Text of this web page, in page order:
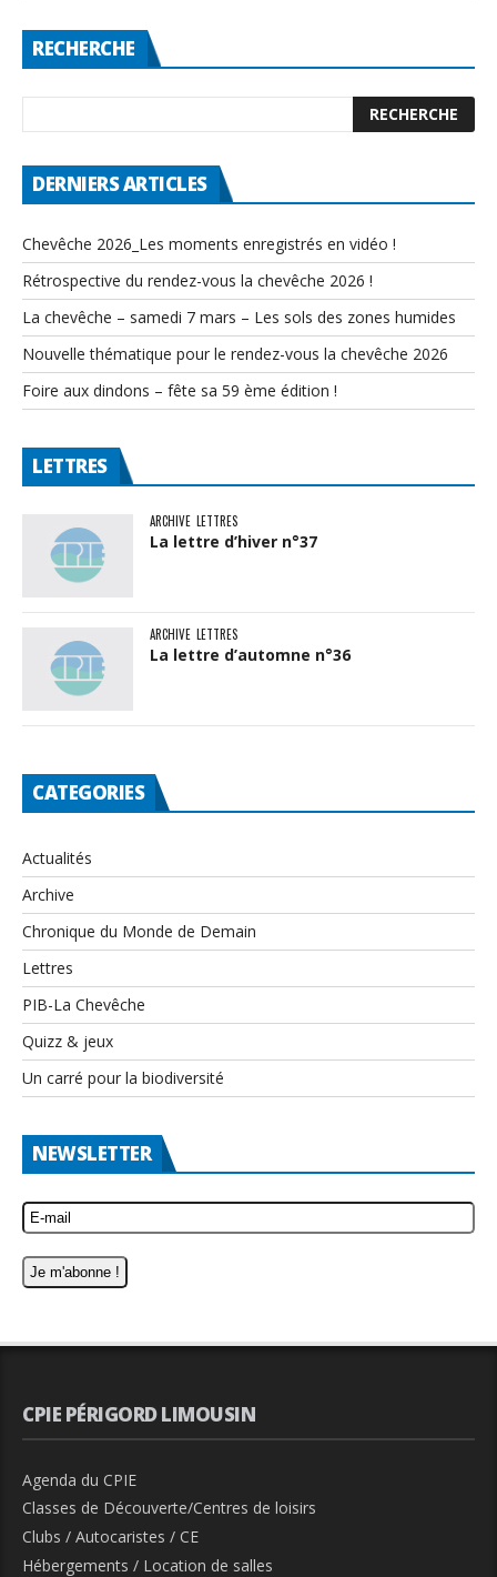
RECHERCHE
DERNIERS ARTICLES
Chevêche 2026_Les moments enregistrés en vidéo !
Rétrospective du rendez-vous la chevêche 2026 !
La chevêche – samedi 7 mars – Les sols des zones humides
Nouvelle thématique pour le rendez-vous la chevêche 2026
Foire aux dindons – fête sa 59 ème édition !
LETTRES
ARCHIVE LETTRES
La lettre d’hiver n°37
ARCHIVE LETTRES
La lettre d’automne n°36
CATEGORIES
Actualités
Archive
Chronique du Monde de Demain
Lettres
PIB-La Chevêche
Quizz & jeux
Un carré pour la biodiversité
NEWSLETTER
CPIE PÉRIGORD LIMOUSIN
Agenda du CPIE
Classes de Découverte/Centres de loisirs
Clubs / Autocaristes / CE
Hébergements / Location de salles